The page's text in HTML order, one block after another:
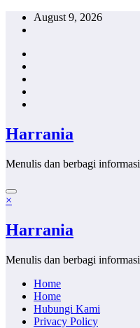
Skip
August 9, 2026
Harrania
Menulis dan berbagi informasi
×
Harrania
Menulis dan berbagi informasi
Home
Home
Hubungi Kami
Privacy Policy